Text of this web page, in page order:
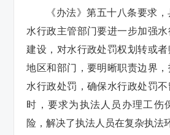
《办法》第五十八条要求
水行政主管部门要进一步加强
建设，对水行政处罚权划转或
地区和部门，要明晰职责边界
水行政处罚，确保水行政处罚
时，要求为执法人员办理工伤
险，解决了执法人员在复杂执法